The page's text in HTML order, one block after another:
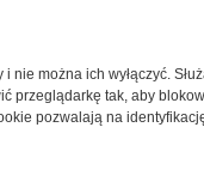
uzbrojeniu,
jednostek specjalnych w
można ich wyłączyć.
przeglądarkę tak, aby
pozwalają na